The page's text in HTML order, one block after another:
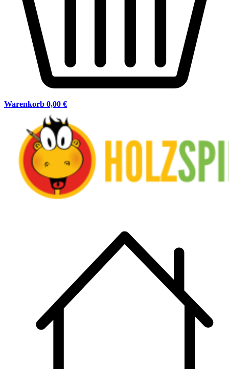
Warenkorb 0,00 €